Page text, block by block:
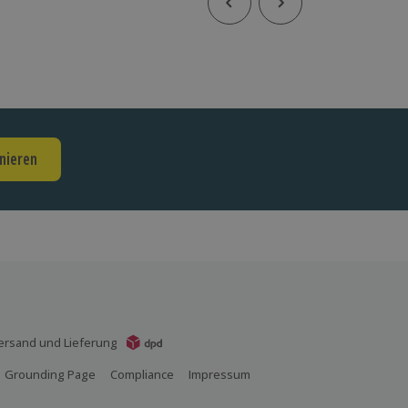
und Lieferung
Grounding Page Compliance Impressum